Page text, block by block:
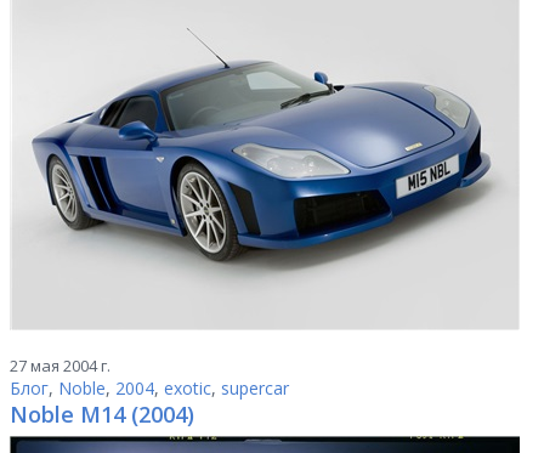
27 мая 2004 г.
Блог, Noble, 2004, exotic, supercar
Noble M14 (2004)